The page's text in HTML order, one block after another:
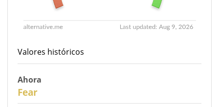
Valores históricos
Ahora
Fear